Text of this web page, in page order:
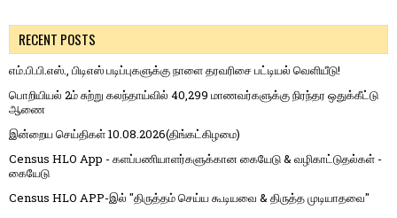
RECENT POSTS
எம்.பி.பி.எஸ்., பிடிஎஸ் படிப்புகளுக்கு நாளை தரவரிசை பட்டியல் வெளியீடு!
பொறியியல் 2ம் சுற்று கலந்தாய்வில் 40,299 மாணவர்களுக்கு நிரந்தர ஒதுக்கீட்டு
ஆணை
இன்றைய செய்திகள் 10.08.2026(திங்கட்கிழமை)
Census HLO App - களப்பணியாளர்களுக்கான கையேடு & வழிகாட்டுதல்கள் -
கையேடு
Census HLO APP-இல் "திருத்தம் செய்ய கூடியவை & திருத்த முடியாதவை"